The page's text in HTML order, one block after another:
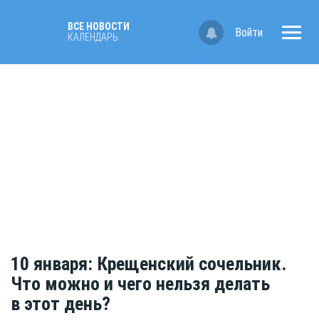
ВСЕ НОВОСТИ
КАЛЕНДАРЬ
Войти
10 января: Крещенский сочельник.
Что можно и чего нельзя делать
в этот день?